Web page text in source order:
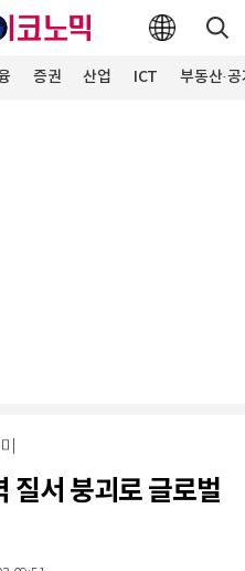
증권 산업 ICT 부동산·
질서 붕괴로 글로벌